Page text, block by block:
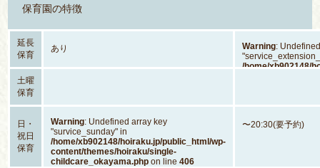
保育園の特徴
延長
保育
あり Warning:
/home/xb902148/
土曜
保育
日・
祝日
保育
Warning: Undefined array key
"survice_sunday" in
/home/xb902148/hoiraku.jp/public_html/wp-
content/themes/hoiraku/single-
childcare_okayama.php on line406
〜20:30(要予約)